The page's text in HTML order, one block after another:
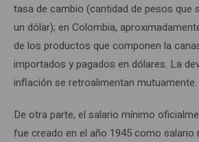
tasa de cambio (cantidad de pesos que
un dólar); en Colombia,
de los productos que componen la
importados y pagados en dólares. La
inflación se retroalimentan mutuamente.
De otra parte, el salario mínimo
fue creado en el año 1945 como salario